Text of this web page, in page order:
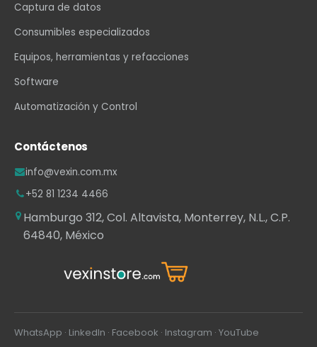
Captura de datos
Consumibles especializados
Equipos, herramientas y refacciones
Software
Automatización y Control
Contáctenos
info@vexin.com.mx
+52 81 1234 4466
Hamburgo 312, Col. Altavista, Monterrey, N.L., C.P.
64840, México
WhatsApp · LinkedIn · Facebook · Instagram · YouTube